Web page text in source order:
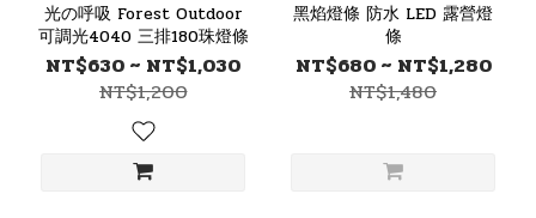
光の呼吸 Forest Outdoor
可調光4040 三排180珠燈條
NT$630 ~ NT$1,030
NT$1,200
黑焰燈條 防水 LED 露營燈
條
NT$680 ~ NT$1,280
NT$1,480